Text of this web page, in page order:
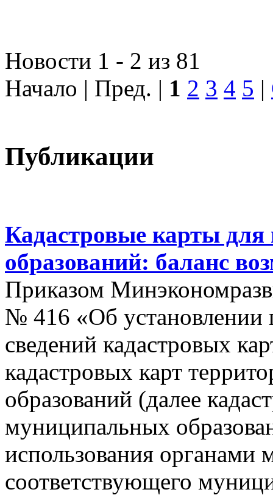
Новости 1 - 2 из 81
Начало | Пред. | 1 2 3 4 5 |
Публикации
Кадастровые карты
образований: баланс
Приказом
№ 416 «Об установлении
сведений кадастровых
кадастровых карт
образований (далее
муниципальных
использования органами
соответствующего